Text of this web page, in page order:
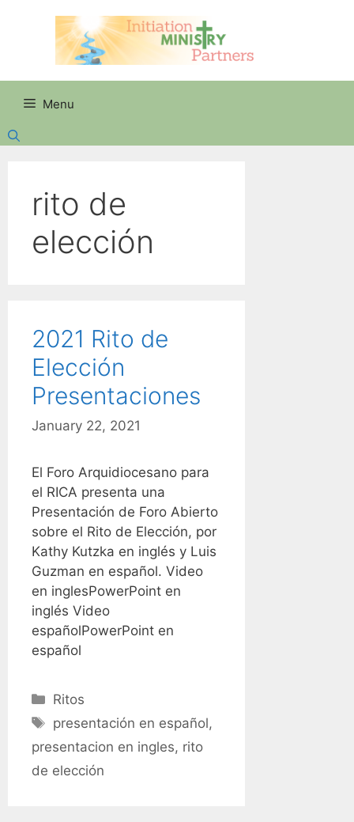
Menu
rito de
elección
2021 Rito de
Elección
Presentaciones
January 22, 2021
El Foro Arquidiocesano para
el RICA presenta una
Presentación de Foro Abierto
sobre el Rito de Elección, por
Kathy Kutzka en inglés y Luis
Guzman en español. Video
en inglesPowerPoint en
inglés Video
españolPowerPoint en
español
Categories
Ritos
Tags
presentación en español,
presentacion en ingles, rito
de elección